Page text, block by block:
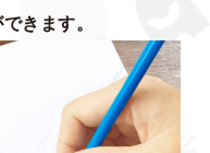
きます。